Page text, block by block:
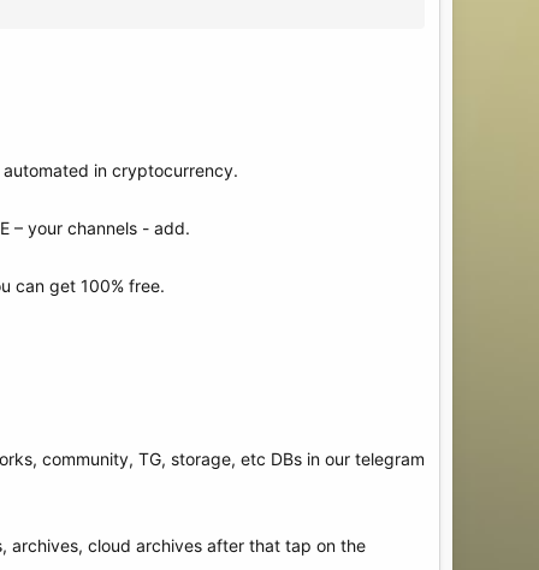
automated in cryptocurrency.
– your channels - add.
can get 100% free.
community, TG, storage, etc DBs in our telegram
archives, cloud archives after that tap on the